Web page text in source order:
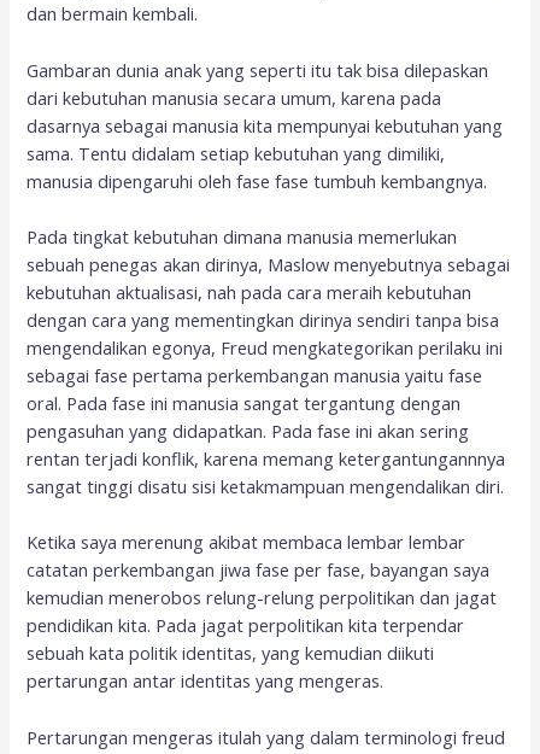
dan bermain kembali.
Gambaran dunia anak yang seperti itu tak bisa dilepaskan
dari kebutuhan manusia secara umum, karena pada
dasarnya sebagai manusia kita mempunyai kebutuhan yang
sama. Tentu didalam setiap kebutuhan yang dimiliki,
manusia dipengaruhi oleh fase fase tumbuh kembangnya.
Pada tingkat kebutuhan dimana manusia memerlukan
sebuah penegas akan dirinya, Maslow menyebutnya sebagai
kebutuhan aktualisasi, nah pada cara meraih kebutuhan
dengan cara yang mementingkan dirinya sendiri tanpa bisa
mengendalikan egonya, Freud mengkategorikan perilaku ini
sebagai fase pertama perkembangan manusia yaitu fase
oral. Pada fase ini manusia sangat tergantung dengan
pengasuhan yang didapatkan. Pada fase ini akan sering
rentan terjadi konflik, karena memang ketergantungannnya
sangat tinggi disatu sisi ketakmampuan mengendalikan diri.
Ketika saya merenung akibat membaca lembar lembar
catatan perkembangan jiwa fase per fase, bayangan saya
kemudian menerobos relung-relung perpolitikan dan jagat
pendidikan kita. Pada jagat perpolitikan kita terpendar
sebuah kata politik identitas, yang kemudian diikuti
pertarungan antar identitas yang mengeras.
Pertarungan mengeras itulah yang dalam terminologi freud